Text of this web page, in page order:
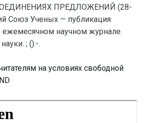
ПРЕДЛОЖЕНИЙ (28-
Союз Ученых — публикация
ежемесячном научном журнале.
; ():-.
на условиях свободной